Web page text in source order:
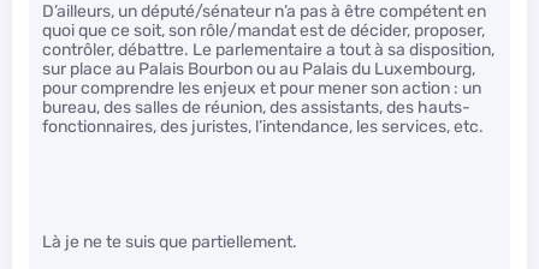
D’ailleurs, un député/sénateur n’a pas à être compétent en
quoi que ce soit, son rôle/mandat est de décider, proposer,
contrôler, débattre. Le parlementaire a tout à sa disposition,
sur place au Palais Bourbon ou au Palais du Luxembourg,
pour comprendre les enjeux et pour mener son action : un
bureau, des salles de réunion, des assistants, des hauts-
fonctionnaires, des juristes, l’intendance, les services, etc.
Là je ne te suis que partiellement.